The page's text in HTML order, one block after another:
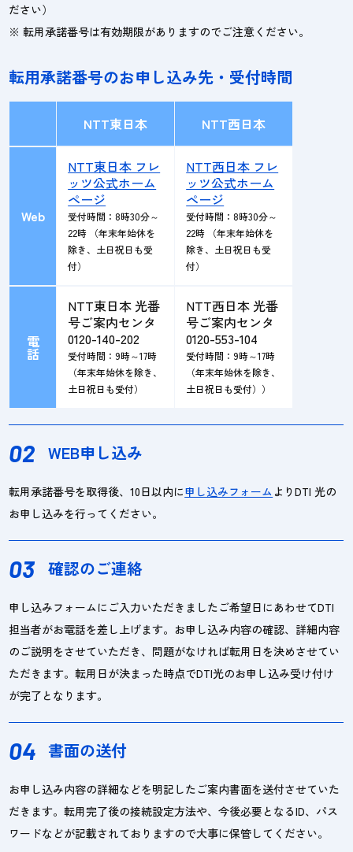
ださい）
※ 転用承諾番号は有効期限がありますのでご注意ください。
転用承諾番号のお申し込み先・受付時間
NTT東日本 NTT西日本
Web
NTT東日本 フレ
ッツ公式ホーム
ページ
受付時間：8時30分～
22時 （年末年始休を
除き、土日祝日も受
付）
NTT西日本 フレ
ッツ公式ホーム
ページ
受付時間：8時30分～
22時 （年末年始休を
除き、土日祝日も受
付）
電
話
NTT東日本 光番
号ご案内センタ
0120-140-202
受付時間：9時～17時
（年末年始休を除き、
土日祝日も受付）
NTT西日本 光番
号ご案内センタ
0120-553-104
受付時間：9時～17時
（年末年始休を除き、
土日祝日も受付））
02 WEB申し込み
転用承諾番号を取得後、10日以内に申し込みフォーム よりDTI 光の
お申し込みを行ってください。
03 確認のご連絡
申し込みフォームにご入力いただきましたご希望日にあわせてDTI
担当者がお電話を差し上げます。お申し込み内容の確認、詳細内容
のご説明をさせていただき、問題がなければ転用日を決めさせてい
ただきます。転用日が決まった時点でDTI光のお申し込み受け付け
が完了となります。
04 書面の送付
お申し込み内容の詳細などを明記したご案内書面を送付させていた
だきます。転用完了後の接続設定方法や、今後必要となるID、パス
ワードなどが記載されておりますので大事に保管してください。